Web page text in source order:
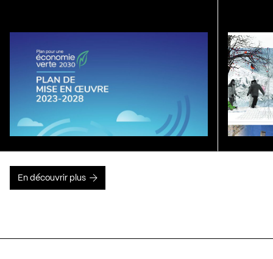
En découvrir plus